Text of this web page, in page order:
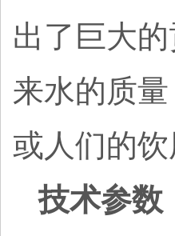
出了巨大
来水的质
或人们的
技术参数